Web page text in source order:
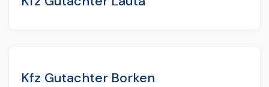
Kfz Gutachter Borken